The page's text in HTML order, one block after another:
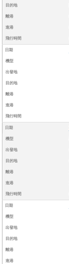
目的地
離港
進港
飛行時間
日期
機型
出發地
目的地
離港
進港
飛行時間
日期
機型
出發地
目的地
離港
進港
飛行時間
日期
機型
出發地
目的地
離港
進港